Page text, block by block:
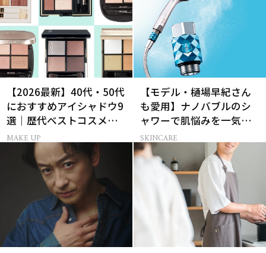
【2026最新】40代・50代
におすすめアイシャドウ9
選｜歴代ベストコスメ受
賞まとめ
MAKE UP
【モデル・樋場早紀さん
も愛用】ナノバブルのシ
ャワーで肌悩みを一気に
解決
SKINCARE